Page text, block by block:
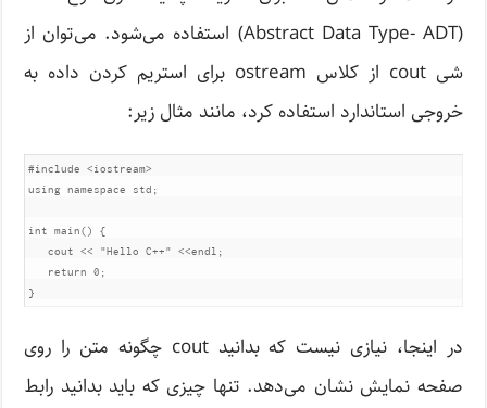
(Abstract Data Type- ADT) استفاده می‌شود. می‌توان از
شی cout از کلاس ostream برای استریم کردن داده به
خروجی استاندارد استفاده کرد، مانند مثال زیر:
#include
<iostream>
using namespace std ;
int main()
{
   cout
<< "Hello C++" <<endl ;
return
0 ;
}
در اینجا، نیازی نیست که بدانید cout چگونه متن را روی
صفحه نمایش نشان می‌دهد. تنها چیزی که باید بدانید رابط